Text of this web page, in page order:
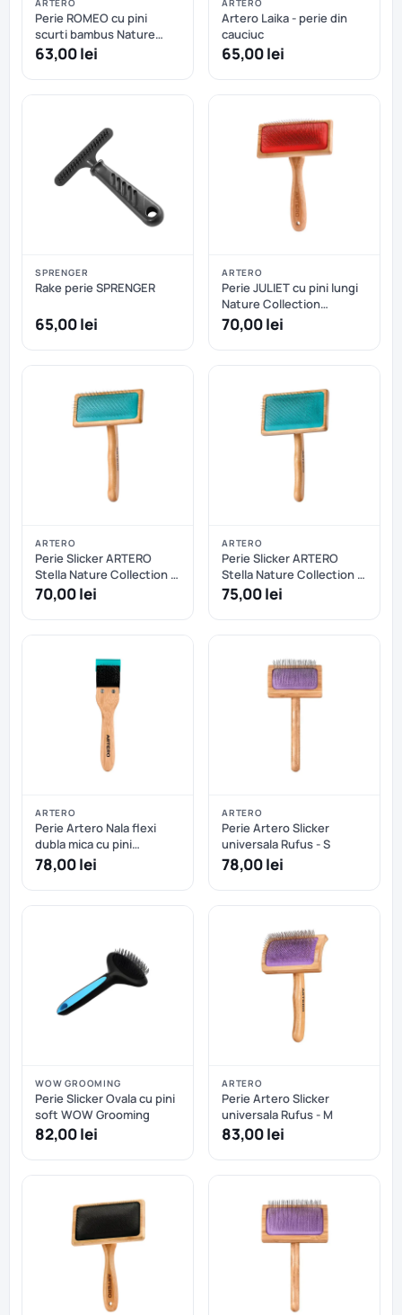
ARTERO
Perie ROMEO cu pini
scurti bambus Nature
Collection ARTERO - M
63,00 lei
ARTERO
Artero Laika - perie din
cauciuc
65,00 lei
SPRENGER
Rake perie SPRENGER
65,00 lei
ARTERO
Perie JULIET cu pini lungi
Nature Collection
ARTERO - M
70,00 lei
ARTERO
Perie Slicker ARTERO
Stella Nature Collection -
M
70,00 lei
ARTERO
Perie Slicker ARTERO
Stella Nature Collection -
L
75,00 lei
ARTERO
Perie Artero Nala flexi
dubla mica cu pini
protejati
78,00 lei
ARTERO
Perie Artero Slicker
universala Rufus - S
78,00 lei
WOW GROOMING
Perie Slicker Ovala cu pini
soft WOW Grooming
82,00 lei
ARTERO
Perie Artero Slicker
universala Rufus - M
83,00 lei